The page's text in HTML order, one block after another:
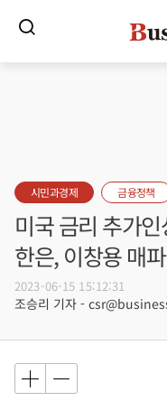
시민과경제 금융정책
미국 금리 추가
한은, 이창용 매
2023-06-15 15:12:31
조승리 기자 -